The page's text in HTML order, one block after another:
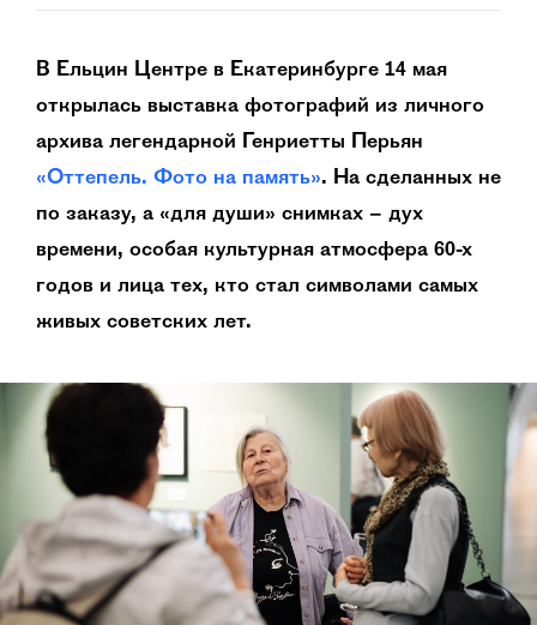
В Ельцин Центре в Екатеринбурге 14 мая
открылась выставка фотографий из личного
архива легендарной Генриетты Перьян
«Оттепель. Фото на память». На сделанных не
по заказу, а «для души» снимках – дух
времени, особая культурная атмосфера 60-х
годов и лица тех, кто стал символами самых
живых советских лет.